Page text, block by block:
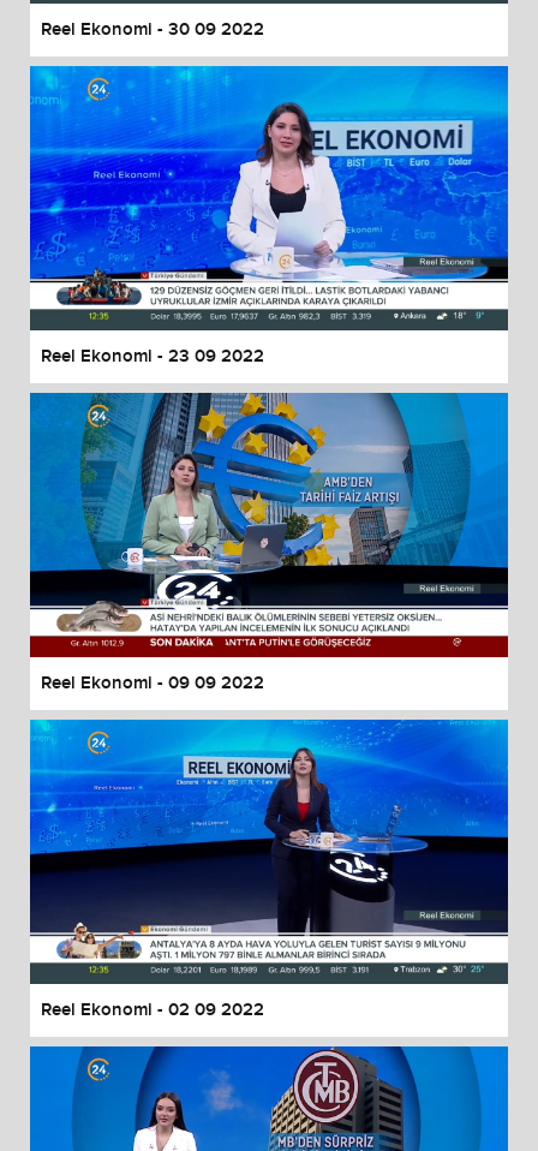
Reel Ekonomi - 30 09 2022
Reel Ekonomi - 23 09 2022
Reel Ekonomi - 09 09 2022
Reel Ekonomi - 02 09 2022